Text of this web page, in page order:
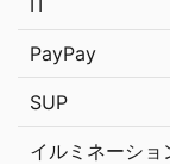
IT
PayPay
SUP
イルミネーショ